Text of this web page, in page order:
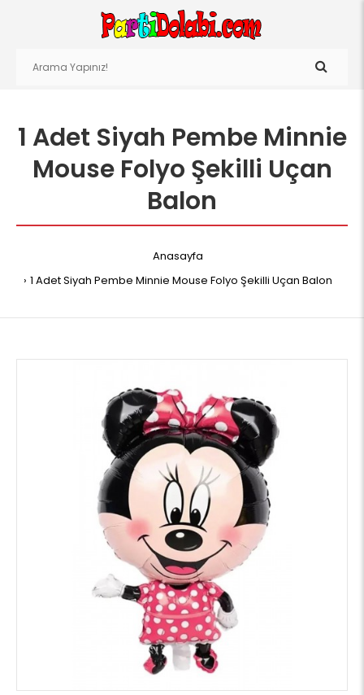
1 Adet Siyah Pembe Minnie
Mouse Folyo Şekilli Uçan
Balon
Anasayfa
1 Adet Siyah Pembe Minnie Mouse Folyo Şekilli Uçan Balon